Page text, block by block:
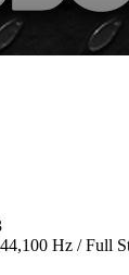
Hz / Full